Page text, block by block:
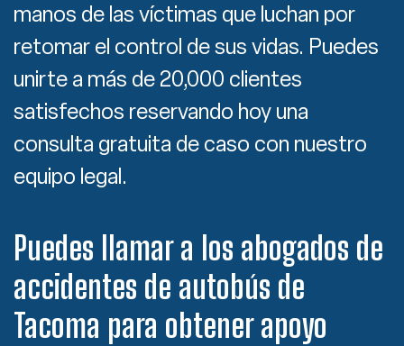
manos de las víctimas que luchan por
retomar el control de sus vidas. Puedes
unirte a más de 20,000 clientes
satisfechos reservando hoy una
consulta gratuita de caso con nuestro
equipo legal.
Puedes llamar a los abogados de
accidentes de autobús de
Tacoma para obtener apoyo